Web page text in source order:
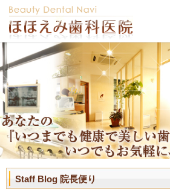
Staff Blog 院長便り